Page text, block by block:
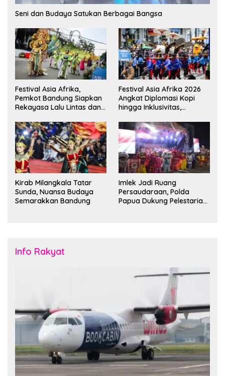
Seni dan Budaya Satukan Berbagai Bangsa
Festival Asia Afrika,
Pemkot Bandung Siapkan
Rekayasa Lalu Lintas dan
Festival Asia Afrika 2026
Angkat Diplomasi Kopi
hingga Inklusivitas,
Duta Besar
Kirab Milangkala Tatar
Sunda, Nuansa Budaya
Semarakkan Bandung
Imlek Jadi Ruang
Persaudaraan, Polda
Papua Dukung Pelestarian
Info Rakyat